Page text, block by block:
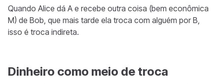
Quando Alice dá A e recebe outra coisa (bem econômica
M) de Bob, que mais tarde ela troca com alguém por B,
isso é troca indireta.
Dinheiro como meio de troca